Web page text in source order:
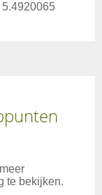
te bekijken.